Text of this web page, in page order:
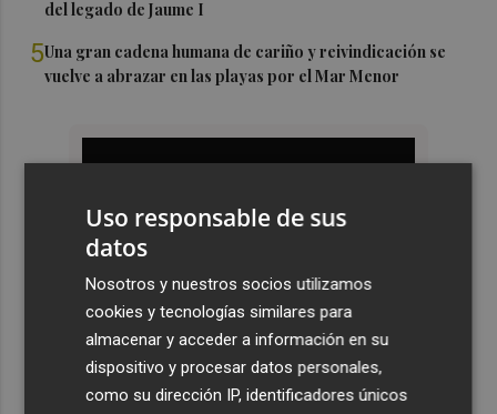
del legado de Jaume I
5Una gran cadena humana de cariño y reivindicación se
vuelve a abrazar en las playas por el Mar Menor
Uso responsable de sus
datos
Nosotros y nuestros socios utilizamos
cookies y tecnologías similares para
almacenar y acceder a información en su
dispositivo y procesar datos personales,
como su dirección IP, identificadores únicos